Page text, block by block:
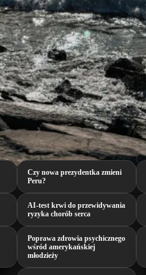
Czy nowa prezydentka zmieni
Peru?
AI‑test krwi do przewidywania
ryzyka chorób serca
Poprawa zdrowia psychicznego
wśród amerykańskiej
młodzieży